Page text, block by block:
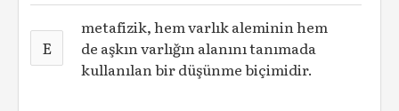
E
metafizik, hem varlık aleminin hem
de aşkın varlığın alanını tanımada
kullanılan bir düşünme biçimidir.